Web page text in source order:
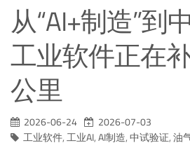
从“AI+制造”到
工业软件正在
公里
2026-06-24
2026-07-03
工业软件,工业AI,AI制造,中试验证,油